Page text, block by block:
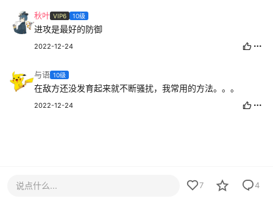
秋叶 VIP6 10级
进攻是最好的防御
2022-12-24
与语 10级
在敌方还没发育起来就不断骚扰，我常用的方法。。。
2022-12-24
说点什么... 7 4